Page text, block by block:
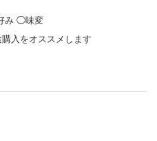
み ◯味変
入をオススメします